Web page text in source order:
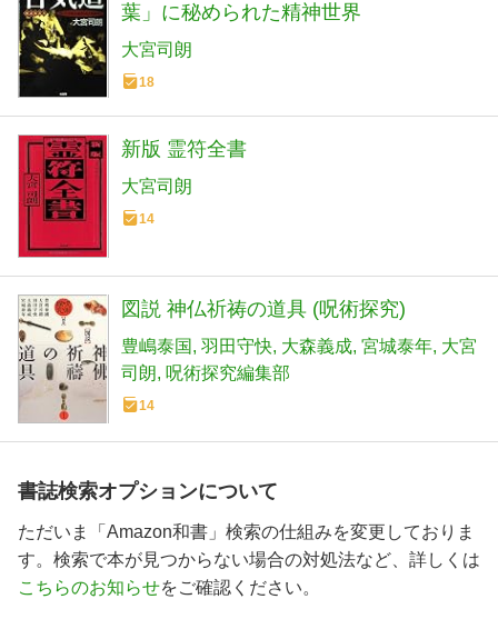
葉」に秘められた精神世界
大宮司朗
18
新版 霊符全書
大宮司朗
14
図説 神仏祈祷の道具 (呪術探究)
豊嶋泰国 羽田守快 大森義成 宮城泰年 大宮
司朗 呪術探究編集部
14
書誌検索オプションについて
ただいま「Amazon和書」検索の仕組みを変更しておりま
す。検索で本が見つからない場合の対処法など、詳しくは
こちらのお知らせをご確認ください。